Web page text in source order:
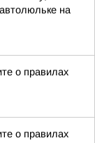
на
о правилах
о правилах